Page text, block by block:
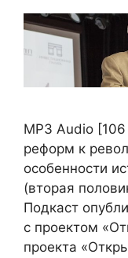
MP3 Audio
реформ к
особенности
(вторая
Подкаст
с проектом
проекта